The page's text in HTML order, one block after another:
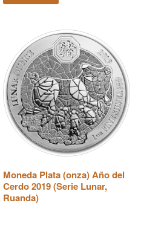
Moneda Plata (onza) Año del
Cerdo 2019 (Serie Lunar,
Ruanda)